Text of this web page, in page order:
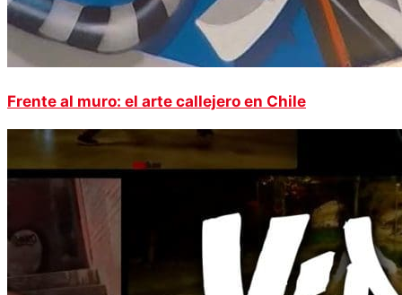
Frente al muro: el arte callejero en Chile